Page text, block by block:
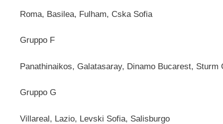
Roma, Basilea, Fulham, Cska Sofia
Gruppo F
Panathinaikos, Galatasaray, Dinamo Bucarest, Sturm
Gruppo G
Villareal, Lazio, Levski Sofia, Salisburgo